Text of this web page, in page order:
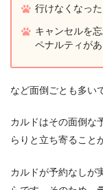
行けなくなっ
キャンセルを
ペナルティがあ
など面倒ごとも多い
カルドはその面倒な
らりと立ち寄ること
カルドが予約なしが